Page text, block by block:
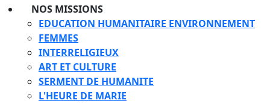
NOS MISSIONS
EDUCATION HUMANITAIRE ENVIRONNEMENT
FEMMES
INTERRELIGIEUX
ART ET CULTURE
SERMENT DE HUMANITE
L'HEURE DE MARIE